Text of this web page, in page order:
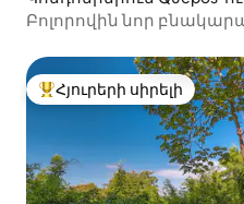
Բոլորովին նոր
Հյուրերի սիրելի
Հյուրերի սիրելի